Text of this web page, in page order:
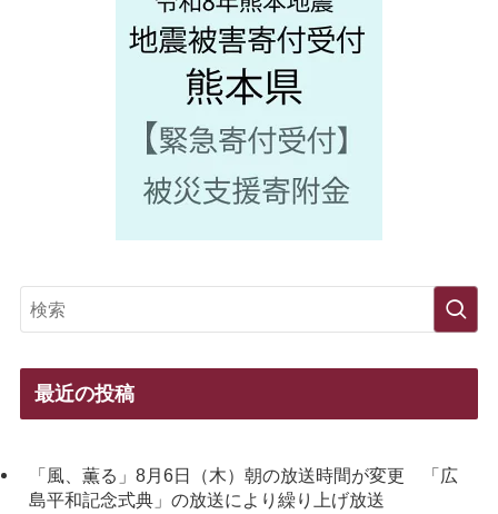
最近の投稿
「風、薫る」8月6日（木）朝の放送時間が変更 「広
島平和記念式典」の放送により繰り上げ放送